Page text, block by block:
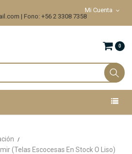
Mi Cuenta
| Fono: +56 2 3308 7358
0
(Telas Escocesas En Stock O Liso)